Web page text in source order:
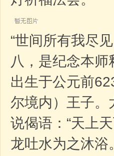
“世间所有我尽
八，是纪念本
出生于公元前
尔境内）王子。
说偈语：“天上
龙吐水为之沐浴